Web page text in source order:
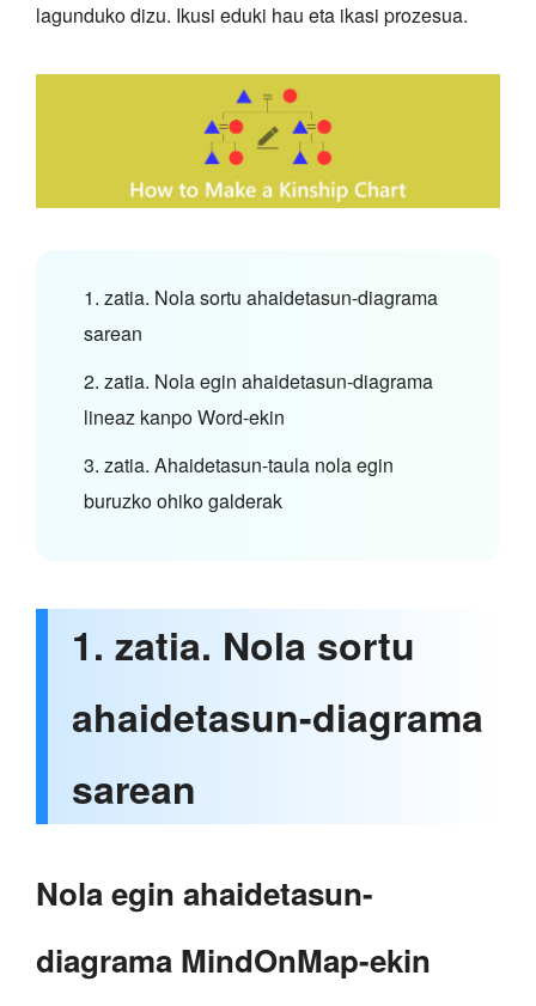
lagunduko dizu. Ikusi eduki hau eta ikasi prozesua.
1. zatia. Nola sortu ahaidetasun-diagrama
sarean
2. zatia. Nola egin ahaidetasun-diagrama
lineaz kanpo Word-ekin
3. zatia. Ahaidetasun-taula nola egin
buruzko ohiko galderak
1. zatia. Nola sortu
ahaidetasun-diagrama
sarean
Nola egin ahaidetasun-
diagrama MindOnMap-ekin